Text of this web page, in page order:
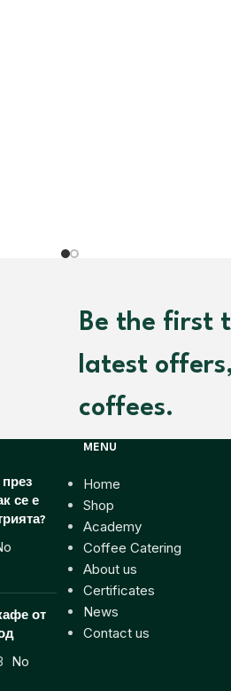
Be the first
latest
coffees.
се е
от
No
MENU
Home
Shop
Academy
Coffee Catering
About us
Certificates
News
Contact us